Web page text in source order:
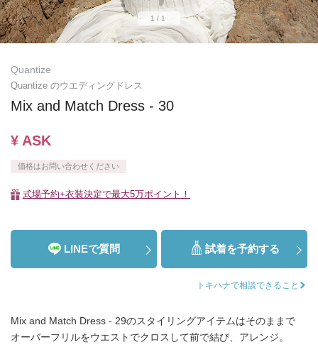
1/1
Quantize
Quantize のウエディングドレス
Mix and Match Dress - 30
¥ ASK
価格はお問い合わせください
式場予約+衣装決定で最大5万ポイント！
LINEで質問 試着を予約する
トキハナで相談できること
Mix and Match Dress - 29のスタイリングアイテムはそのままで
オーバーフリルをウエストでクロスして前で結び、アレンジ。